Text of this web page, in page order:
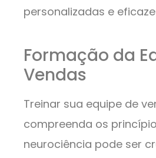
personalizadas e
Formação da
Vendas
Treinar sua equipe de
compreenda os
neurociência pode ser